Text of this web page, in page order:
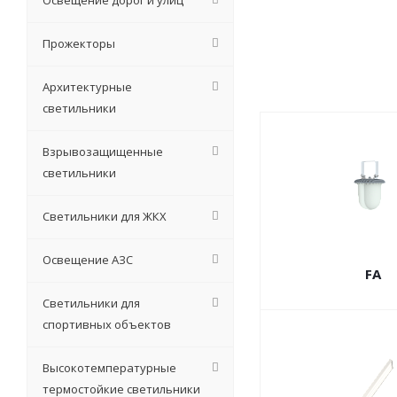
FA
Прожекторы
Архитектурные
светильники
Взрывозащищенные
светильники
Светильники для ЖКХ
Освещение АЗС
Светильники для
спортивных объектов
Высокотемпературные
термостойкие светильники